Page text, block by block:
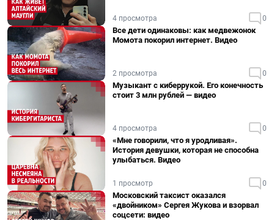
4 просмотра 0
Все дети одинаковы: как медвежонок
Момота покорил интернет. Видео
2 просмотра 0
Музыкант с киберрукой. Его конечность
стоит 3 млн рублей — видео
4 просмотра 0
«Мне говорили, что я уродливая».
История девушки, которая не способна
улыбаться. Видео
1 просмотр 0
Московский таксист оказался
«двойником» Сергея Жукова и взорвал
соцсети: видео